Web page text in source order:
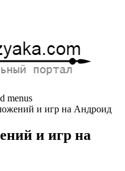
menus
и игр на Андроид
и игр на